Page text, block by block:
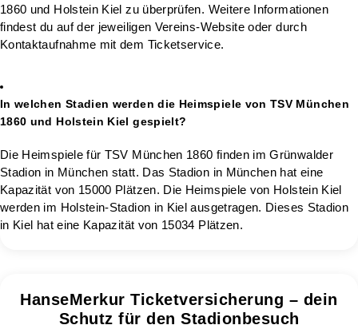
1860 und Holstein Kiel zu überprüfen. Weitere Informationen
findest du auf der jeweiligen Vereins-Website oder durch
Kontaktaufnahme mit dem Ticketservice.
In welchen Stadien werden die Heimspiele von TSV München
1860 und Holstein Kiel gespielt?
Die Heimspiele für TSV München 1860 finden im Grünwalder
Stadion in München statt. Das Stadion in München hat eine
Kapazität von 15000 Plätzen. Die Heimspiele von Holstein Kiel
werden im Holstein-Stadion in Kiel ausgetragen. Dieses Stadion
in Kiel hat eine Kapazität von 15034 Plätzen.
HanseMerkur Ticketversicherung – dein
Schutz für den Stadionbesuch